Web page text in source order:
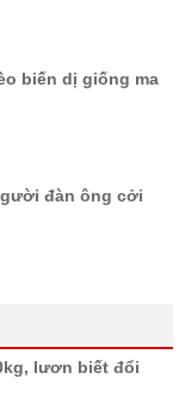
biến dị giống ma
đàn ông cởi
lươn biết đổi